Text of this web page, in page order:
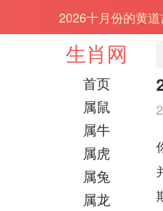
2026十月份的黄
生肖网
首页
属鼠
属牛
属虎
属兔
属龙